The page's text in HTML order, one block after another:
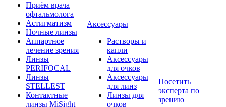
Приём врача
офтальмолога
Астигматизм
Ночные линзы
Аппартное
лечение зрения
Линзы
PERIFOCAL
Линзы
STELLEST
Контактные
линзы MiSight
Аксессуары
Растворы и
капли
Аксессуары
для очков
Аксессуары
для линз
Линзы для
очков
Посетить
эксперта по
зрению